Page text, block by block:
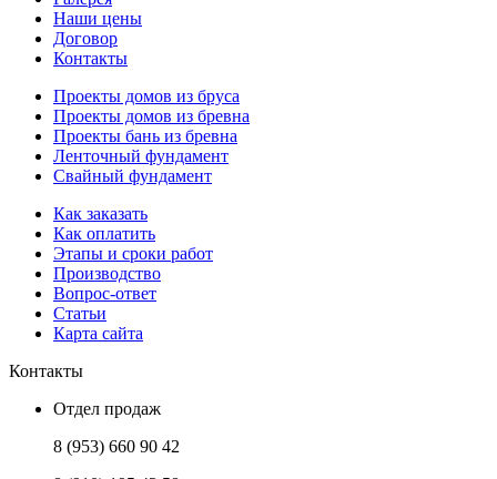
Наши цены
Договор
Контакты
Проекты домов из бруса
Проекты домов из бревна
Проекты бань из бревна
Ленточный фундамент
Свайный фундамент
Как заказать
Как оплатить
Этапы и сроки работ
Производство
Вопрос-ответ
Статьи
Карта сайта
Контакты
Отдел продаж
8 (953) 660 90 42